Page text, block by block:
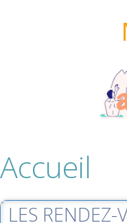
Accueil
LES RENDEZ-